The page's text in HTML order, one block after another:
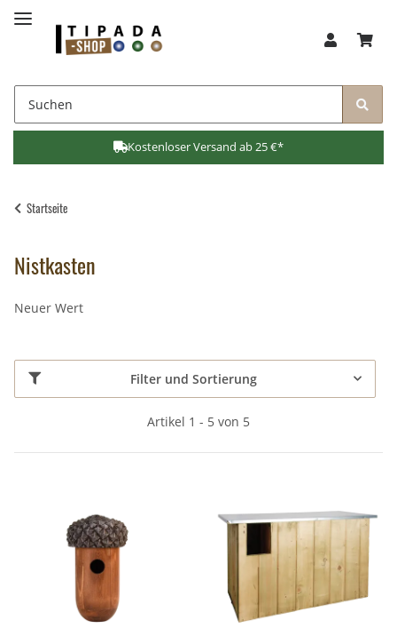
Kostenloser Versand ab 25 €*
Startseite
Nistkasten
Neuer Wert
Filter und Sortierung
Artikel 1 - 5 von 5